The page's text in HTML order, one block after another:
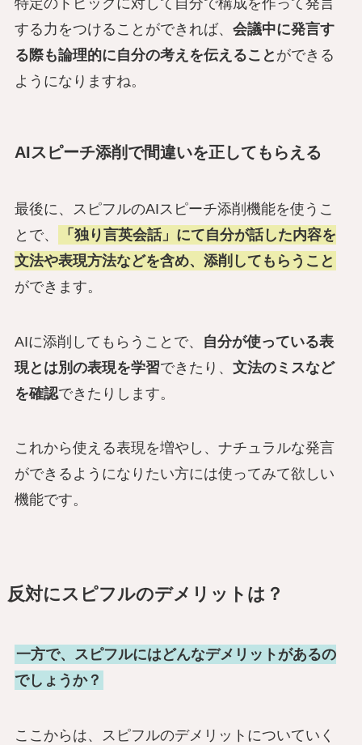
特定のトピックに対して自分で構成を作って発言
する力をつけることができれば、 会議中に発言す
る際も論理的に自分の考えを伝えること ができる
ようになりますね。
AIスピーチ添削で間違いを正してもらえる
最後に、スピフルのAIスピーチ添削機能を使うこ
とで、
「独り言英会話」にて自分が話した内容を
文法や表現方法などを含め、添削してもらうこと
ができます。
AIに添削してもらうことで、
自分が使っている表
現とは別の表現を学習できたり、 文法のミスなど
を確認できたりします。
これから使える表現を増やし、ナチュラルな発言
ができるようになりたい方には使ってみて欲しい
機能です。
反対にスピフルのデメリットは？
一方で、スピフルにはどんなデメリットがあるの
でしょうか？
ここからは、スピフルのデメリットについていく